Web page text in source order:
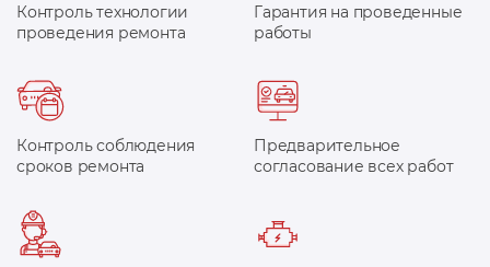
Контроль технологии
проведения ремонта
Гарантия на проведенные
работы
Контроль соблюдения
сроков ремонта
Предварительное
согласование всех работ